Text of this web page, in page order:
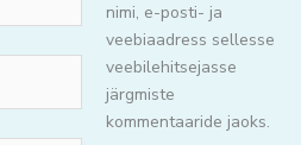
nimi, e-posti- ja
veebiaadress sellesse
veebilehitsejasse
järgmiste
kommentaaride jaoks.